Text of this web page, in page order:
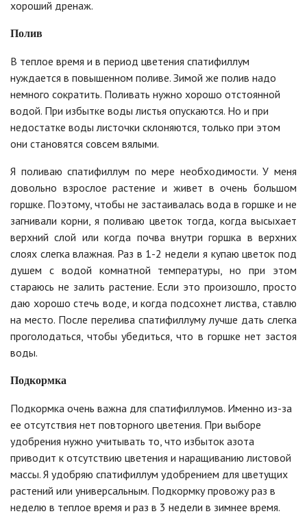
хороший дренаж.
Полив
В теплое время и в период цветения спатифиллум
нуждается в повышенном поливе. Зимой же полив надо
немного сократить. Поливать нужно хорошо отстоянной
водой. При избытке воды листья опускаются. Но и при
недостатке воды листочки склоняются, только при этом
они становятся совсем вялыми.
Я поливаю спатифиллум по мере необходимости. У меня
довольно взрослое растение и живет в очень большом
горшке. Поэтому, чтобы не застаивалась вода в горшке и не
загнивали корни, я поливаю цветок тогда, когда высыхает
верхний слой или когда почва внутри горшка в верхних
слоях слегка влажная. Раз в 1-2 недели я купаю цветок под
душем с водой комнатной температуры, но при этом
стараюсь не залить растение. Если это произошло, просто
даю хорошо стечь воде, и когда подсохнет листва, ставлю
на место. После перелива спатифиллуму лучше дать слегка
проголодаться, чтобы убедиться, что в горшке нет застоя
воды.
Подкормка
Подкормка очень важна для спатифиллумов. Именно из-за
ее отсутствия нет повторного цветения. При выборе
удобрения нужно учитывать то, что избыток азота
приводит к отсутствию цветения и наращиванию листовой
массы. Я удобряю спатифиллум удобрением для цветущих
растений или универсальным. Подкормку провожу раз в
неделю в теплое время и раз в 3 недели в зимнее время.